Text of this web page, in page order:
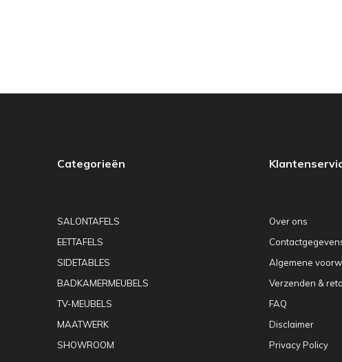
Categorieën
SALONTAFELS
EETTAFELS
SIDETABLES
BADKAMERMEUBELS
TV-MEUBELS
MAATWERK
SHOWROOM
Over ons
Algemene
Verzenden &
FAQ
Disclaimer
Privacy Policy